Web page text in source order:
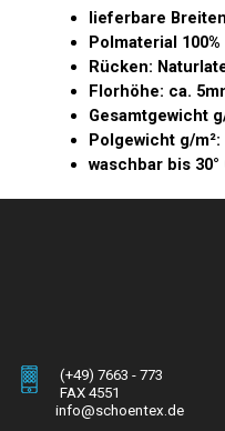
lieferbare
Polmaterial
Rücken:
Florhöhe: ca.
Gesamtgewicht
Polgewicht g/m²:
waschbar bis 30°
(+49) 7663 - 773
FAX 4551
info@schoentex.de